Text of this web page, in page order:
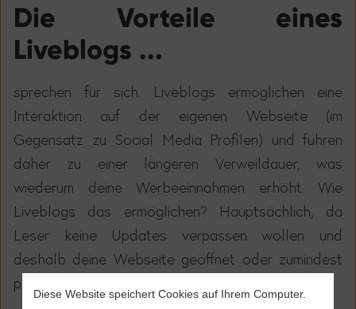
Diese Website speichert Cookies auf Ihrem Computer.
Die Vorteile eines
Liveblogs ...
sprechen für sich. Liveblogs ermöglichen eine
Interaktion auf der eigenen Webseite (im
Gegensatz zu Social Media Profilen) und führen
daher zu einer längeren Verweildauer, was
wiederum deine Werbeeinnahmen erhöht. Wie
Liveblogs das ermöglichen? Hauptsächlich, da
Leser keine Updates verpassen wollen und
deshalb deine Webseite geöffnet oder zumindest
passiv im Hintergrund laufen lassen.